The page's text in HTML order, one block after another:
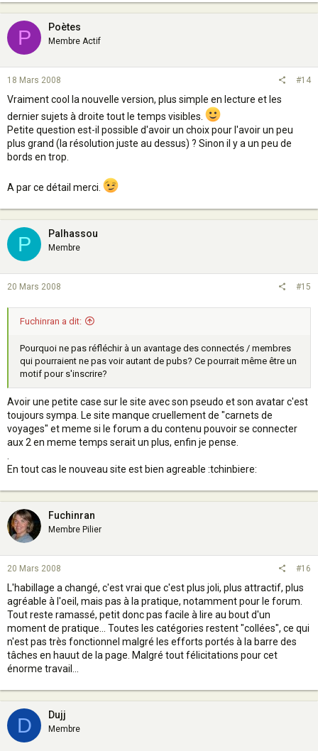
P Poètes
Membre Actif
18 Mars 2008 #14
Vraiment cool la nouvelle version, plus simple en lecture et les
dernier sujets à droite tout le temps visibles.
Petite question est-il possible d'avoir un choix pour l'avoir un peu
plus grand (la résolution juste au dessus) ? Sinon il y a un peu de
bords en trop.
A par ce détail merci.
P Palhassou
Membre
20 Mars 2008 #15
Fuchinran a dit:
Pourquoi ne pas réfléchir à un avantage des connectés / membres
qui pourraient ne pas voir autant de pubs? Ce pourrait même être un
motif pour s'inscrire?
Avoir une petite case sur le site avec son pseudo et son avatar c'est
toujours sympa. Le site manque cruellement de "carnets de
voyages" et meme si le forum a du contenu pouvoir se connecter
aux 2 en meme temps serait un plus, enfin je pense.
En tout cas le nouveau site est bien agreable :tchinbiere:
Fuchinran
Membre Pilier
20 Mars 2008 #16
L'habillage a changé, c'est vrai que c'est plus joli, plus attractif, plus
agréable à l'oeil, mais pas à la pratique, notamment pour le forum.
Tout reste ramassé, petit donc pas facile à lire au bout d'un
moment de pratique... Toutes les catégories restent "collées", ce qui
n'est pas très fonctionnel malgré les efforts portés à la barre des
tâches en hauut de la page. Malgré tout félicitations pour cet
énorme travail...
D Dujj
Membre